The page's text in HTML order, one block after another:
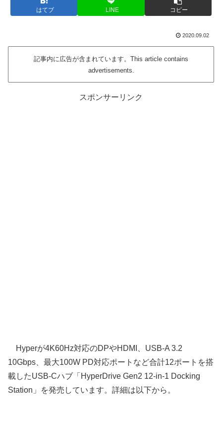
はてブ LINE コピー
2020.09.02
記事内に広告が含まれています。This article contains
advertisements.
スポンサーリンク
Hyperが4K60Hz対応のDPやHDMI、USB-A 3.2
10Gbps、最大100W PD対応ポートなど合計12ポートを搭
載したUSB-Cハブ「HyperDrive Gen2 12-in-1 Docking
Station」を発売しています。詳細は以下から。